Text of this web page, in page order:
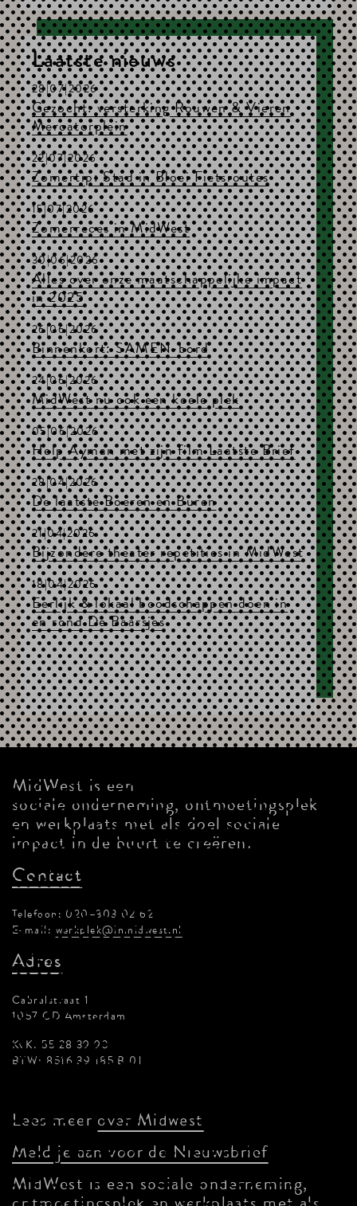
Laatste nieuws
28|07|2026
Gezocht: versterking Rouwen & Vieren
Mercatorplein
22|07|2026
Zomertip: Stad in Bloei Fietsroutes
15|07|2026
Zomerreces in MidWest
30|06|2026
Alles over onze maatschappelijke impact
in 2025
26|06|2026
Binnenkort: SAMEN-bord
24|06|2026
MidWest nu ook een koele plek
05|06|2026
Help Ayman met zijn film Laatste Brief
28|04|2026
De laatste Boeren en Buren
21|04|2026
Bijzondere theater repetities in MidWest
18|04|2026
Eerlijk & lokaal boodschappen doen in
en rond De Baarsjes
MidWest is een
sociale onderneming, ontmoetingsplek
en werkplaats met als doel sociale
impact in de buurt te creëren.
Contact
Telefoon: 020–303 02 62
E-mail: werkplek@inmidwest.nl
Adres
Cabralstraat 1
1057 CD Amsterdam
KvK: 55 28 39 93
BTW: 8516 39 185 B 01
Lees meer over Midwest
Meld je aan voor de Nieuwsbrief
MidWest is een sociale onderneming,